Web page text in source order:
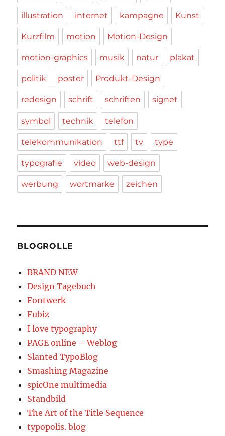
illustration internet kampagne Kunst
Kurzfilm motion Motion-Design
motion-graphics musik natur plakat
politik poster Produkt-Design
redesign schrift schriften signet
symbol technik telefon
telekommunikation ttf tv type
typografie video web-design
werbung wortmarke zeichen
BLOGROLLE
BRAND NEW
Design Tagebuch
Fontwerk
Fubiz
I love typography
PAGE online – Weblog
Slanted TypoBlog
Smashing Magazine
spicOne multimedia
Standbild
The Art of the Title Sequence
typopolis. blog